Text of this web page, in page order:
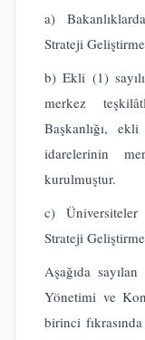
a)
Strateji
b) Ekli (1)
merkez
Başkanlığı,
idarelerinin
kurulmuştur.
c)
Strateji
Aşağıda
Yönetimi ve
birinci